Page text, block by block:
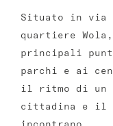
Situato in via
quartiere
principali
parchi e ai
il ritmo di un
cittadina e il